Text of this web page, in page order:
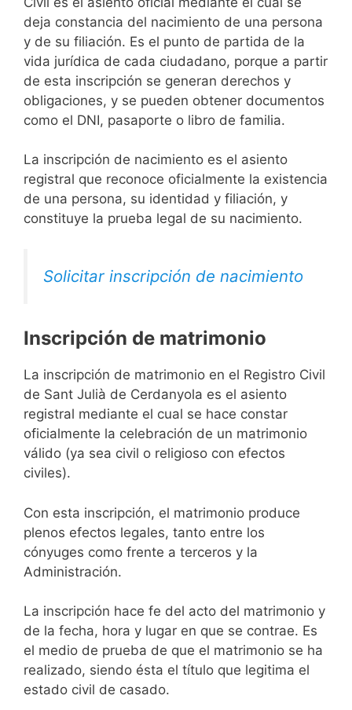
deja constancia del nacimiento de una persona
y de su filiación. Es el punto de partida de la
vida jurídica de cada ciudadano, porque a partir
de esta inscripción se generan derechos y
obligaciones, y se pueden obtener documentos
como el DNI, pasaporte o libro de familia.
La inscripción de nacimiento es el asiento
registral que reconoce oficialmente la existencia
de una persona, su identidad y filiación, y
constituye la prueba legal de su nacimiento.
Solicitar inscripción de nacimiento
Inscripción de matrimonio
La inscripción de matrimonio en el Registro Civil
de Sant Julià de Cerdanyola es el asiento
registral mediante el cual se hace constar
oficialmente la celebración de un matrimonio
válido (ya sea civil o religioso con efectos
civiles).
Con esta inscripción, el matrimonio produce
plenos efectos legales, tanto entre los
cónyuges como frente a terceros y la
Administración.
La inscripción hace fe del acto del matrimonio y
de la fecha, hora y lugar en que se contrae. Es
el medio de prueba de que el matrimonio se ha
realizado, siendo ésta el título que legitima el
estado civil de casado.